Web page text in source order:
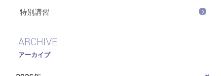
特別講習
ARCHIVE
アーカイブ